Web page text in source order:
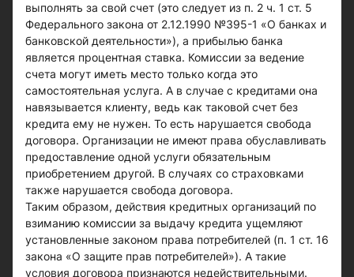
выполнять за свой счет (это следует из п. 2 ч. 1 ст. 5
Федерального закона от 2.12.1990 №395-1 «О банках и
банковской деятельности»), а прибылью банка
является процентная ставка. Комиссии за ведение
счета могут иметь место только когда это
самостоятельная услуга. А в случае с кредитами она
навязывается клиенту, ведь как таковой счет без
кредита ему не нужен. То есть нарушается свобода
договора. Организации не имеют права обуславливать
предоставление одной услуги обязательным
приобретением другой. В случаях со страховками
также нарушается свобода договора.
Таким образом, действия кредитных организаций по
взиманию комиссии за выдачу кредита ущемляют
установленные законом права потребителей (п. 1 ст. 16
закона «О защите прав потребителей»). А такие
условия договора признаются недействительными.